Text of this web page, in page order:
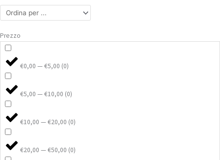
Prezzo
€0,00 — €5,00 (0)
€5,00 — €10,00 (0)
€10,00 — €20,00 (0)
€20,00 — €50,00 (0)
opzioni
del